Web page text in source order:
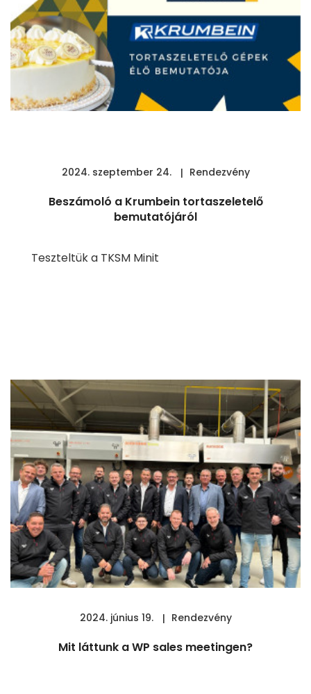
2024. szeptember 24. Rendezvény
Beszámoló a Krumbein tortaszeletelő
bemutatójáról
Teszteltük a TKSM Minit
2024. június 19. Rendezvény
Mit láttunk a WP sales meetingen?